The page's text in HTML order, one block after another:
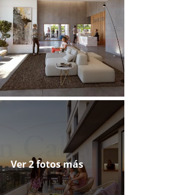
Ver 2 fotos más